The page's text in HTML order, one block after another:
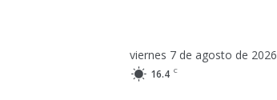
viernes 7 de agosto de 2026
16.4 C